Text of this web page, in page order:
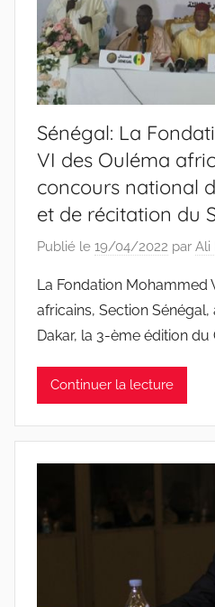
Sénégal: La
VI des Ouléma
concours national
et de récitation du
Publié le 19/04/2022 par Ali
La Fondation Mohammed
africains, Section
Dakar, la 3-ème édition
Continuer la lecture